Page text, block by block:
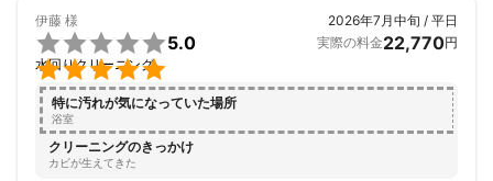
伊藤 様


5.0
水回りクリーニング
2026年7月中旬 / 平日
実際の料金22,770円
特に汚れが気になっていた場所
浴室
クリーニングのきっかけ
カビが生えてきた